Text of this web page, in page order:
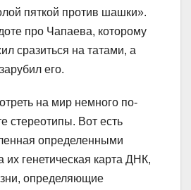
пяткой против шашки».
про Чапаева, которому
сразиться на татами, а
его.
на мир немного по-
стереотипы. Вот есть
определенными
генетическая карта ДНК,
определяющие